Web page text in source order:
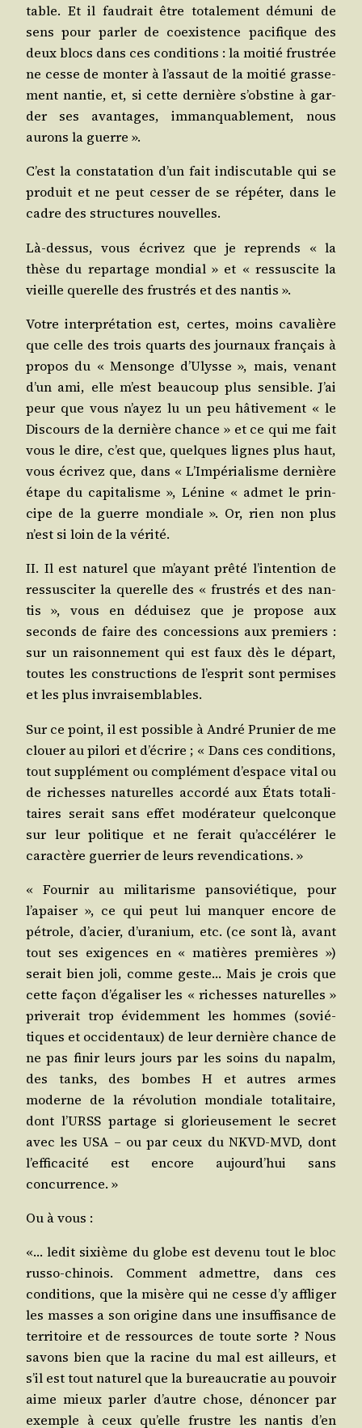
table. Et il fau­drait être tota­le­ment dému­ni de
sens pour par­ler de coexis­tence paci­fique des
deux blocs dans ces condi­tions : la moi­tié frus­trée
ne cesse de mon­ter à l’assaut de la moi­tié gras­se­
ment nan­tie, et, si cette der­nière s’obstine à gar­
der ses avan­tages, imman­qua­ble­ment, nous
aurons la guerre ».
C’est la consta­ta­tion d’un fait indis­cu­table qui se
pro­duit et ne peut ces­ser de se répé­ter, dans le
cadre des struc­tures nouvelles.
Là-des­sus, vous écri­vez que je reprends « la
thèse du repar­tage mon­dial » et « res­sus­cite la
vieille que­relle des frus­trés et des nantis ».
Votre inter­pré­ta­tion est, certes, moins cava­lière
que celle des trois quarts des jour­naux fran­çais à
pro­pos du « Men­songe d’Ulysse », mais, venant
d’un ami, elle m’est beau­coup plus sen­sible. J’ai
peur que vous n’ayez lu un peu hâti­ve­ment « le
Dis­cours de la der­nière chance » et ce qui me fait
vous le dire, c’est que, quelques lignes plus haut,
vous écri­vez que, dans « L’Impérialisme der­nière
étape du capi­ta­lisme », Lénine « admet le prin­
cipe de la guerre mon­diale ». Or, rien non plus
n’est si loin de la vérité.
II. Il est natu­rel que m’ayant prê­té l’intention de
res­sus­ci­ter la que­relle des « frus­trés et des nan­
tis », vous en dédui­sez que je pro­pose aux
seconds de faire des conces­sions aux pre­miers :
sur un rai­son­ne­ment qui est faux dès le départ,
toutes les construc­tions de l’esprit sont per­mises
et les plus invraisemblables.
Sur ce point, il est pos­sible à André Pru­nier de me
clouer au pilo­ri et d’écrire ; « Dans ces condi­tions,
tout sup­plé­ment ou com­plé­ment d’espace vital ou
de richesses natu­relles accor­dé aux États tota­li­
taires serait sans effet modé­ra­teur quel­conque
sur leur poli­tique et ne ferait qu’accélérer le
carac­tère guer­rier de leurs revendications. »
« Four­nir au mili­ta­risme pan­so­vié­tique, pour
l’apaiser », ce qui peut lui man­quer encore de
pétrole, d’acier, d’uranium, etc. (ce sont là, avant
tout ses exi­gences en « matières pre­mières »)
serait bien joli, comme geste… Mais je crois que
cette façon d’égaliser les « richesses natu­relles »
pri­ve­rait trop évi­dem­ment les hommes (sovié­
tiques et occi­den­taux) de leur der­nière chance de
ne pas finir leurs jours par les soins du napalm,
des tanks, des bombes H et autres armes
moderne de la révo­lu­tion mon­diale tota­li­taire,
dont l’URSS par­tage si glo­rieu­se­ment le secret
avec les USA – ou par ceux du NKVD-MVD, dont
l’efficacité est encore aujourd’hui sans
concurrence. »
Ou à vous :
«… ledit sixième du globe est deve­nu tout le bloc
rus­so-chi­nois. Com­ment admettre, dans ces
condi­tions, que la misère qui ne cesse d’y affli­ger
les masses a son ori­gine dans une insuf­fi­sance de
ter­ri­toire et de res­sources de toute sorte ? Nous
savons bien que la racine du mal est ailleurs, et
s’il est tout natu­rel que la bureau­cra­tie au pou­voir
aime mieux par­ler d’autre chose, dénon­cer par
exemple à ceux qu’elle frustre les nan­tis d’en